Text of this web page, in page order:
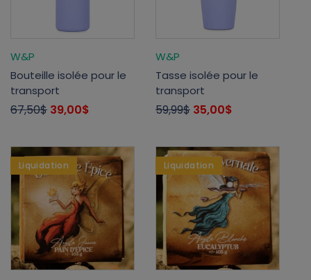
W&P
Bouteille isolée pour le
transport
67,50$ 39,00$
W&P
Tasse isolée pour le
transport
59,99$ 35,00$
Liquidation Liquidation